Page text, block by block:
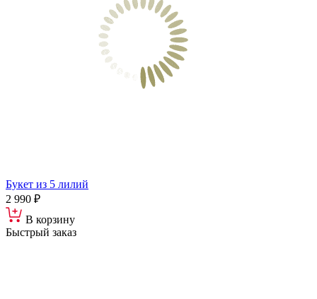
Букет из 5 лилий
2 990 ₽
В корзину
Быстрый заказ